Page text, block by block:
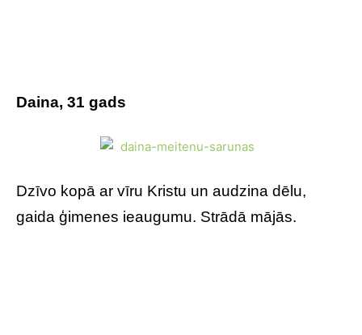
Daina, 31 gads
Dzīvo kopā ar vīru Kristu un audzina dēlu,
gaida ģimenes ieaugumu. Strādā mājās.